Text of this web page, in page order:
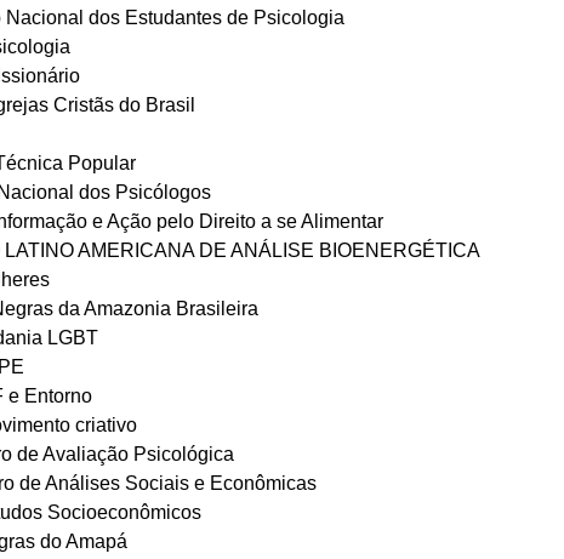
dos Estudantes de Psicologia
Cristãs do Brasil
Popular
dos Psicólogos
e Ação pelo Direito a se Alimentar
AMERICANA DE ANÁLISE BIOENERGÉTICA
da Amazonia Brasileira
LGBT
e Entorno
criativo
de Avaliação Psicológica
de Análises Sociais e Econômicas
Socioeconômicos
do Amapá